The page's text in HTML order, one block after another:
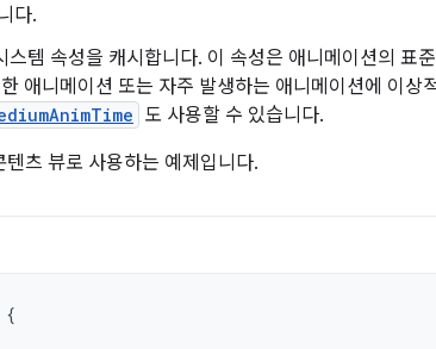
다.
스템 속성을 캐시합니다. 이 속성은 애니메이션의 표
애니메이션 또는 자주 발생하는 애니메이션에 이상
도 사용할 수 있습니다.
츠 뷰로 사용하는 예제입니다.
{